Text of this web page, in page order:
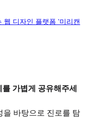
웹 디자인 플랫폼 '미리캔
가볍게 공유해주세
을 바탕으로 진로를 탐